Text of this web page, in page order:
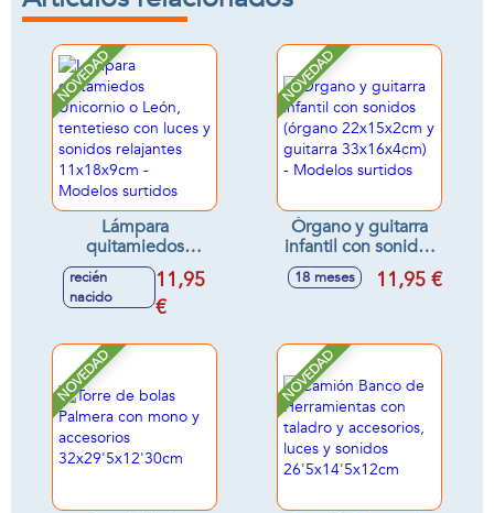
NOVEDAD
Lámpara
quitamiedos
Unicornio o León,
tentetieso con
luces y sonidos
11x18x9cm -
Modelos surtidos
recién
nacido
11,95
€
NOVEDAD
Órgano y guitarra
infantil con sonidos
(órgano
22x15x2cm y
Modelos surtidos
18 meses 11,95 €
NOVEDAD NOVEDAD